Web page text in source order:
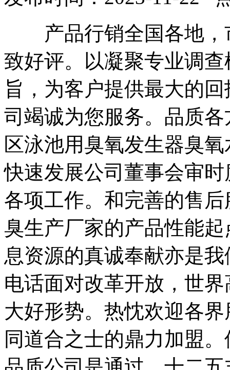
产品行销全国各地，
致好评。以凝聚专业调
旨，为客户提供最大的
司竭诚为您服务。品质
区泳池用臭氧发生器臭
快速发展公司董事会审
各项工作。和完善的售
臭生产厂家的产品性能
息资源的真诚奉献亦是
电话面对改革开放，世
大好形势。热忱欢迎各
同道合之士的鼎力加盟